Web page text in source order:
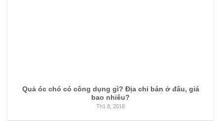
Quả óc chó có công dụng gì? Địa chỉ bán ở đâu, giá
bao nhiêu?
Th1 8, 2018